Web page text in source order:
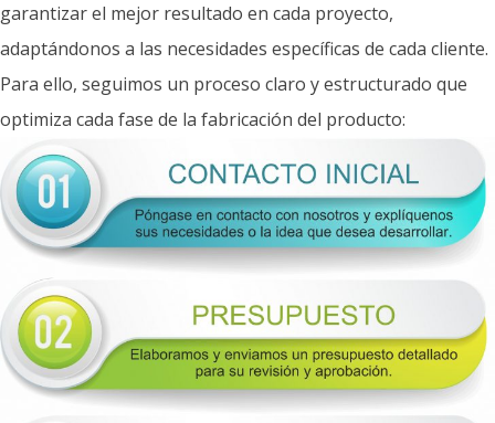
garantizar el mejor resultado en cada proyecto,
adaptándonos a las necesidades específicas de cada cliente.
Para ello, seguimos un proceso claro y estructurado que
optimiza cada fase de la fabricación del producto: